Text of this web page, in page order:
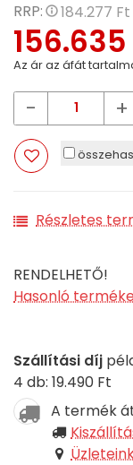
RRP: 184.277 Ft
156.635
Az ár az áfát
- +
Részletes
RENDELHETŐ!
Hasonló
Szállítási díj
4 db: 19.490 Ft
A termék